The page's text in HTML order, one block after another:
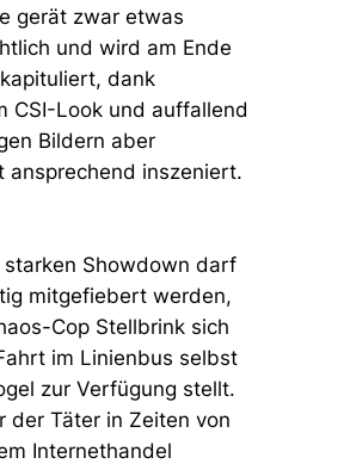
gerät zwar etwas
und wird am Ende
dank
CSI-Look und auffallend
Bildern aber
ansprechend inszeniert.
starken Showdown darf
mitgefiebert werden,
Cop Stellbrink sich
im Linienbus selbst
zur Verfügung stellt.
der Täter in Zeiten von
Internethandel